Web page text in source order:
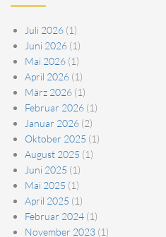
Juli 2026 (1)
Juni 2026 (1)
Mai 2026 (1)
April 2026 (1)
März 2026 (1)
Februar 2026 (1)
Januar 2026 (2)
Oktober 2025 (1)
August 2025 (1)
Juni 2025 (1)
Mai 2025 (1)
April 2025 (1)
Februar 2024 (1)
November 2023 (1)